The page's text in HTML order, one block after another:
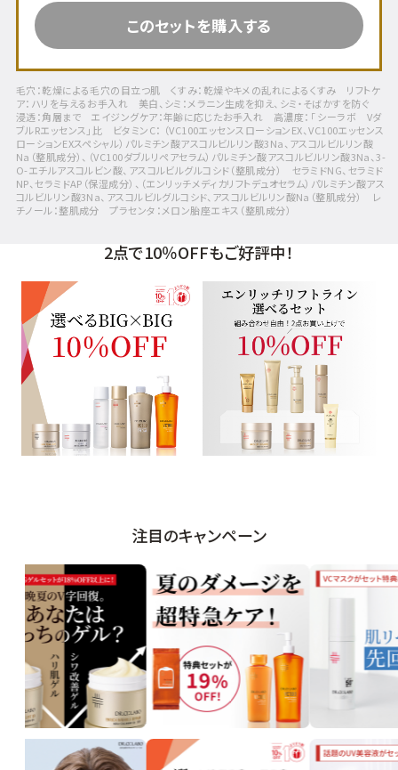
このセットを購入する
毛穴：乾燥による毛穴の目立つ肌 くすみ：乾燥やキメの乱れによるくすみ リフトケ
ア：ハリを与えるお手入れ 美白、シミ：メラニン生成を抑え、シミ・そばかすを防ぐ
浸透：角層まで エイジングケア：年齢に応じたお手入れ 高濃度：「 シーラボ Vダ
ブルRエッセンス」比 ビタミンC： （VC100エッセンスローションEX、VC100エッセンス
ローションEXスペシャル）パルミチン酸アスコルビルリン酸3Na、アスコルビルリン酸
Na（整肌成分）、（VC100ダブルリペアセラム）パルミチン酸アスコルビルリン酸3Na、3-
O-エチルアスコルビン酸、アスコルビルグルコシド（整肌成分） セラミドNG、セラミド
NP、セラミドAP（保湿成分）、（エンリッチメディカリフトデュオセラム）パルミチン酸アス
コルビルリン酸3Na、アスコルビルグルコシド、アスコルビルリン酸Na（整肌成分） レ
チノール：整肌成分 プラセンタ：メロン胎座エキス（整肌成分）
2点で10％OFFもご好評中！
注目のキャンペーン